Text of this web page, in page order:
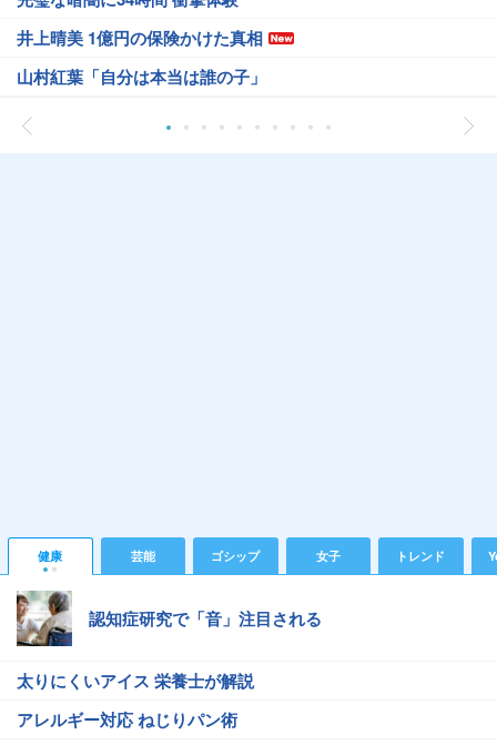
井上晴美 1億円の保険かけた真相
山村紅葉「自分は本当は誰の子」
健康 芸能 ゴシップ 女子 トレンド
認知症研究で「音」注目される
太りにくいアイス 栄養士が解説
アレルギー対応 ねじりパン術